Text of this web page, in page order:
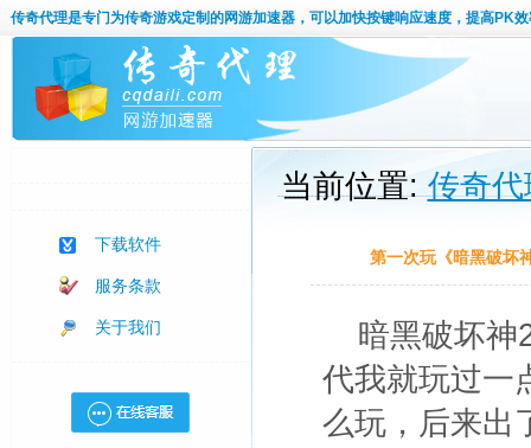
传奇代理是专门为传奇游戏定制的网游加速器，可以加快按键响应速度，提高PK效
下载软件
服务条款
关于我们
当前位置:传奇代
第一次玩《暗黑破坏
暗黑破坏神
代我就玩过一
么玩，后来出